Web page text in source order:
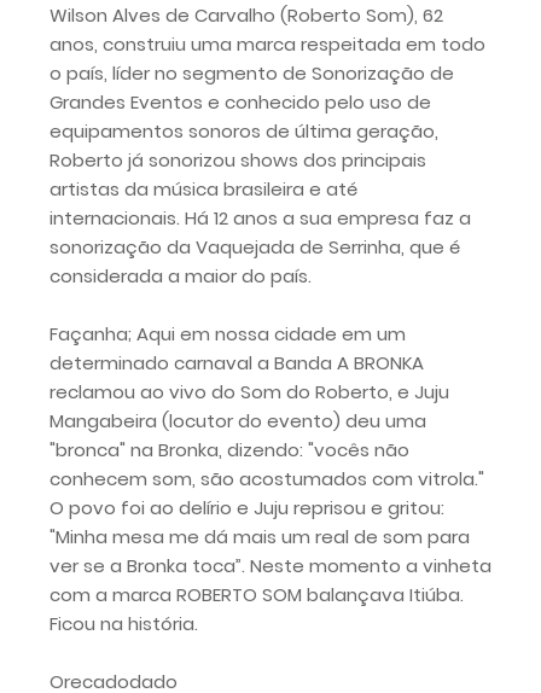
Wilson Alves de Carvalho (Roberto Som), 62
anos, construiu uma marca respeitada em todo
o país, líder no segmento de Sonorização de
Grandes Eventos e conhecido pelo uso de
equipamentos sonoros de última geração,
Roberto já sonorizou shows dos principais
artistas da música brasileira e até
internacionais. Há 12 anos a sua empresa faz a
sonorização da Vaquejada de Serrinha, que é
considerada a maior do país.
Façanha; Aqui em nossa cidade em um
determinado carnaval a Banda A BRONKA
reclamou ao vivo do Som do Roberto, e Juju
Mangabeira (locutor do evento) deu uma
"bronca" na Bronka, dizendo: "vocês não
conhecem som, são acostumados com vitrola."
O povo foi ao delírio e Juju reprisou e gritou:
"Minha mesa me dá mais um real de som para
ver se a Bronka toca”. Neste momento a vinheta
com a marca ROBERTO SOM balançava Itiúba.
Ficou na história.
Orecadodado